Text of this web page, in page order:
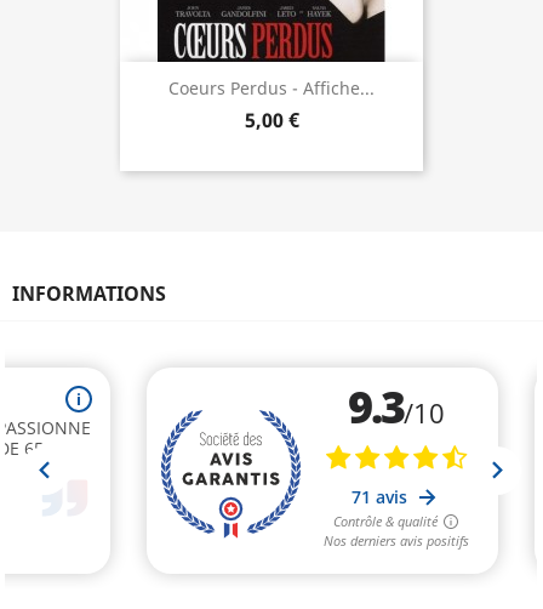
Coeurs Perdus - Affiche...
5,00 €
INFORMATIONS